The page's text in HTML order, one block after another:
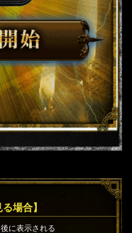
場合】
に表示される